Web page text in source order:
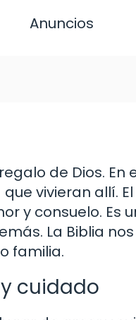
Anuncios
de Dios. En
vivieran allí.
y consuelo. Es
La Biblia
familia.
cuidado